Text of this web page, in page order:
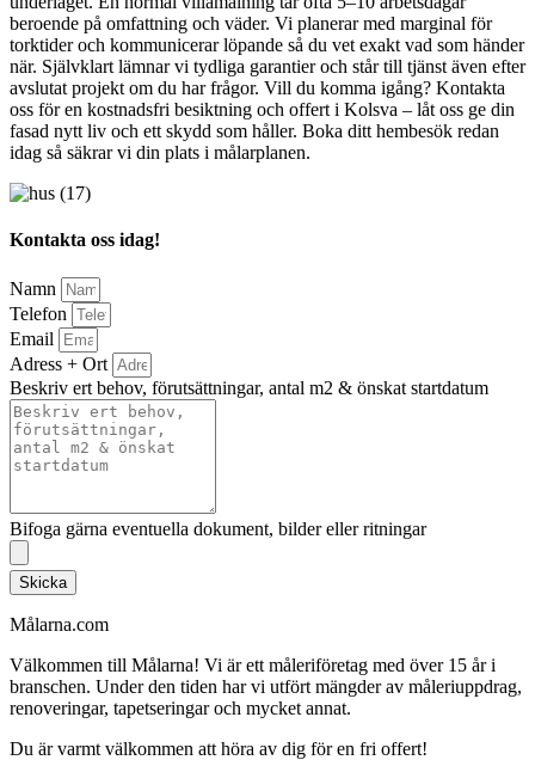
beroende på omfattning och väder. Vi planerar med marginal för
torktider och kommunicerar löpande så du vet exakt vad som händer
när. Självklart lämnar vi tydliga garantier och står till tjänst även efter
avslutat projekt om du har frågor. Vill du komma igång? Kontakta
oss för en kostnadsfri besiktning och offert i Kolsva – låt oss ge din
fasad nytt liv och ett skydd som håller. Boka ditt hembesök redan
idag så säkrar vi din plats i målarplanen.
Kontakta oss idag!
Namn
Telefon
Email
Adress + Ort
Beskriv ert behov, förutsättningar, antal m2 & önskat startdatum
Bifoga gärna eventuella dokument, bilder eller ritningar
Skicka
Målarna.com
Välkommen till Målarna! Vi är ett måleriföretag med över 15 år i
branschen. Under den tiden har vi utfört mängder av måleriuppdrag,
renoveringar, tapetseringar och mycket annat.
Du är varmt välkommen att höra av dig för en fri offert!